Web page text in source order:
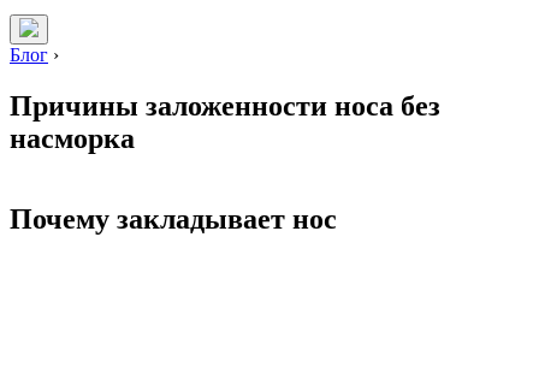
Блог ›
Причины заложенности носа без
насморка
Почему закладывает нос